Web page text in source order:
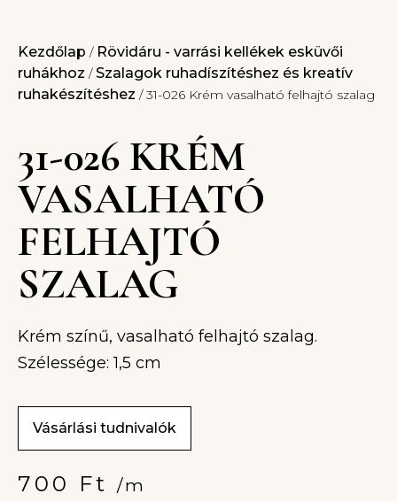
Kezdőlap / Rövidáru - varrási kellékek esküvői
ruhákhoz /Szalagok ruhadíszítéshez és kreatív
ruhakészítéshez / 31-026 Krém vasalható felhajtó szalag
31-026 KRÉM
VASALHATÓ
FELHAJTÓ
SZALAG
Krém színű, vasalható felhajtó szalag.
Szélessége: 1,5 cm
Vásárlási tudnivalók
700 Ft /m